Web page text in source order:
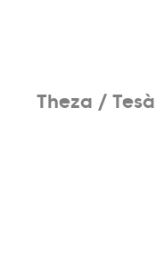
Theza / Tesà